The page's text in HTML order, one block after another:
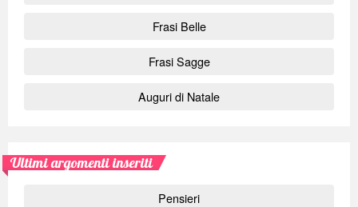
Frasi Belle
Frasi Sagge
Auguri di Natale
Ultimi argomenti inseriti
Pensieri